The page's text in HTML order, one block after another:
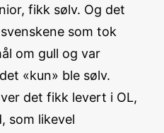
fikk sølv. Og det
som tok
om gull og var
«kun» ble sølv.
det fikk levert i OL,
som likevel